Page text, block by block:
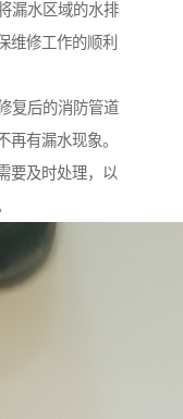
漏水区域的水排
维修工作的顺利
复后的消防管道
有漏水现象。
要及时处理，以